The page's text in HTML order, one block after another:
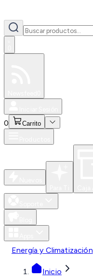
0 Carrito
Energía y Climatización
Inicio